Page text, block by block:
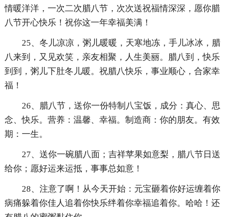
情暖洋洋，一次二次腊八节，次次送祝福情深深，愿你腊
八节开心快乐！祝你这一年幸福美满！
25、冬儿凉凉，粥儿暖暖，天寒地冻，手儿冰冰，腊
八来到，又见欢笑，亲友相聚，人生美丽。腊八到，快乐
到到，粥儿下肚冬儿暖。祝腊八快乐，事业顺心，合家幸
福！
26、腊八节，送你一份特制八宝饭，成分：真心、思
念、快乐。营养：温馨、幸福。制造商：你的朋友。有效
期：一生。
27、送你一碗腊八面；吉祥苹果如意梨，腊八节日送
给你；愿好运来运抵，事事总如意！
28、注意了啊！从今天开始：元宝砸着你好运缠着你
病痛躲着你佳人追着你快乐绊着你幸福追着你。哈哈！还